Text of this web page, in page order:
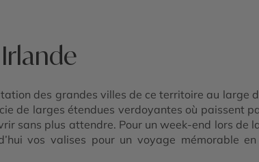
des grandes villes de ce territoire au large
de larges étendues verdoyantes où paissent
sans plus attendre. Pour un week-end lors
vos valises pour un voyage mémorable
vous ressemble.